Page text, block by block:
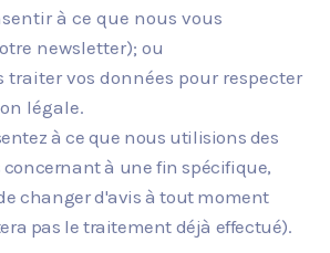
à ce que nous vous
newsletter); ou
traiter vos données pour respecter
légale.
à ce que nous utilisions des
à une fin spécifique,
changer d'avis à tout moment
pas le traitement déjà effectué).